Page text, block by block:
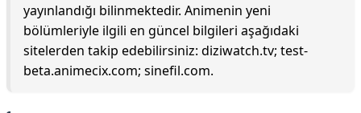
yayınlandığı bilinmektedir. Animenin yeni
bölümleriyle ilgili en güncel bilgileri aşağıdaki
sitelerden takip edebilirsiniz: diziwatch.tv; test-
beta.animecix.com; sinefil.com.